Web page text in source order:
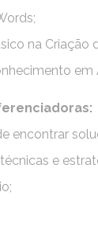
na Criação
em
encontrar
e